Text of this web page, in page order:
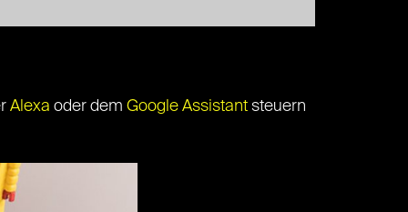
Alexa oder dem Google Assistant steuern